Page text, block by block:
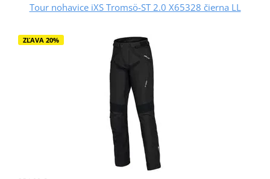
Tour nohavice iXS Tromsö-ST 2.0 X65328 čierna LL
ZĽAVA 20%